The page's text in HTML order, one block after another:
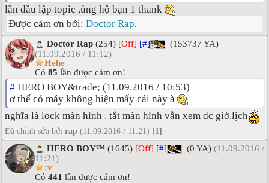
lần đầu lập topic ,ủng hộ bạn 1 thank
Được cảm ơn bởi: Doctor Rap,
Doctor Rap (254) [Off] [#]
(153737 YA)
(11.09.2016 / 11:12)
Hehe
Có 85 lần được cảm ơn!
# HERO BOY&trade; (11.09.2016 / 10:53)
ơ thế có máy không hiện mấy cái này à
nghĩa là lock màn hình . tắt màn hình vẫn xem dc giờ.lịch
Đã chỉnh sửa bởi rap (11.09.2016 / 11:21) [1]
HERO BOY™ (1645) [Off] [#] (0 YA) (11.09.2016 /
11:21)
:v
Có 441 lần được cảm ơn!